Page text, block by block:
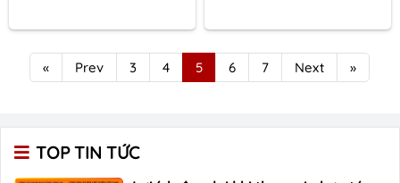
nhất và đúng quy định của
Pháp Luật. Với hơn 10 năm
khách sẽ thấy hài lòng với
dịch vụSANG TÊN XE
nghiệm đội ngũ nhân viên
nhiệt tình và dày kinh
trải nghiệm dịch vụ của
« Prev 3 4 5 6 7 Next »
TOP TIN TỨC